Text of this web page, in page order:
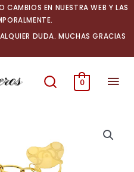
CAMBIOS EN NUESTRA WEB Y LAS
DUDA. MUCHAS GRACIAS
0